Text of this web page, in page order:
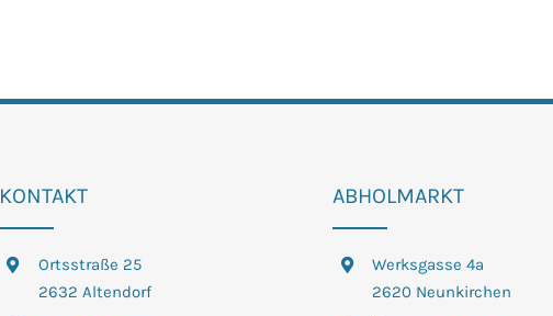
KONTAKT
Ortsstraße 25
2632 Altendorf
ABHOLMARKT
Werksgasse 4a
2620 Neunkirchen